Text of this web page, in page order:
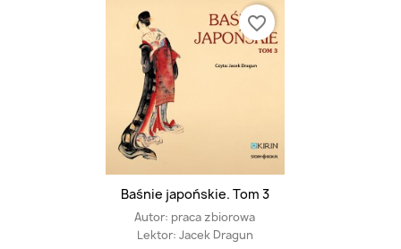
Baśnie japońskie. Tom 3
Autor: praca zbiorowa
Lektor: Jacek Dragun
favorite_border